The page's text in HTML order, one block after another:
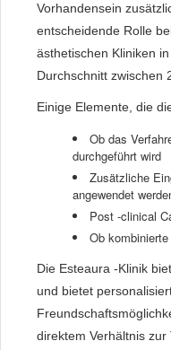
Vorhandensein
entscheidende Rolle
ästhetischen Kliniken
Durchschnitt zwischen
Einige Elemente, die
Ob das
durchgeführt wird
Zusätzliche
angewendet
Post -clinical
Ob
Die Esteaura -Klinik
und bietet
direktem Verhältnis